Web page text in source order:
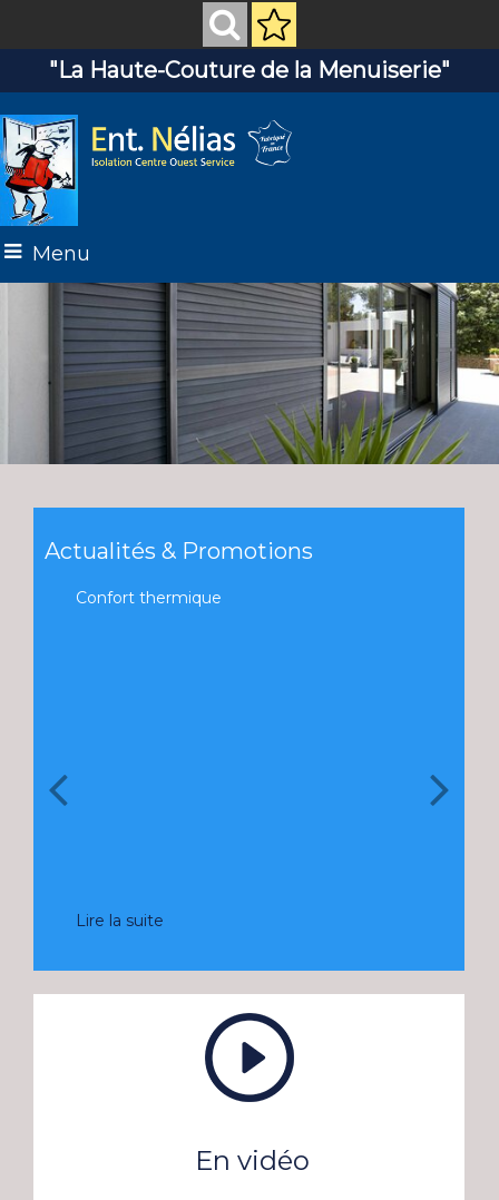
"La Haute-Couture de la Menuiserie"
Menu
Actualités & Promotions
Confort thermique
En vidéo